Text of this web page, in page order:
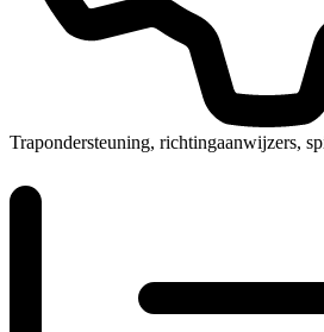
Trapondersteuning, richtingaanwijzers,